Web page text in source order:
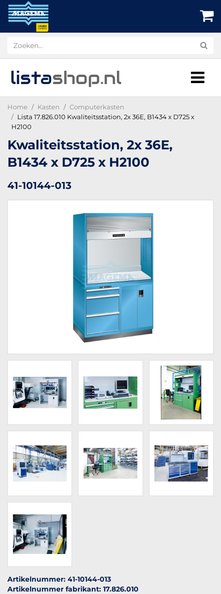
listashop.nl
Home Kasten
Computerkasten
Lista 17.826.010 Kwaliteitsstation, 2x 36E, B1434 x D725 x
H2100
Kwaliteitsstation, 2x 36E,
B1434 x D725 x H2100
41-10144-013
Artikelnummer: 41-10144-013
Artikelnummer fabrikant: 17.826.010